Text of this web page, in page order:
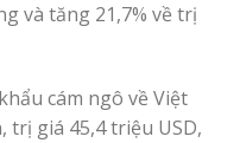
và tăng 21,7% về trị
cám ngô về Việt
trị giá 45,4 triệu USD,